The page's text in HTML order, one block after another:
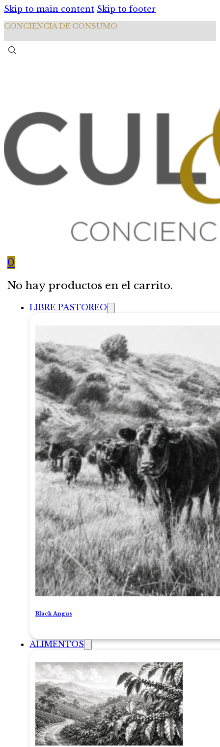
Skip to main content Skip to footer
CONCIENCIA DE CONSUMO
0
No hay productos en el carrito.
LIBRE PASTOREO
Black Angus
ALIMENTOS